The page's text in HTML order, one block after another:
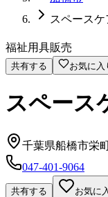
スペース
福祉用具販売
共有する お気に入
スペース
千葉県船橋市栄
047-401-9064
共有する
お気に